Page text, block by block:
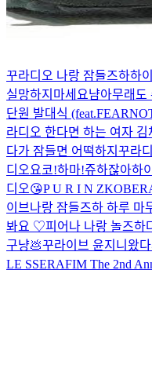
꾸라디오 나랑 잠들즈하하
실망하지마세요냠아무래
단원 발대식
라디오 한다면 하는 여자
다가 잠들면 어떡하지 꾸라
디오 요코!하마!쥬하잖아하이
디오😘P U R I N Z
이브나랑 잠들즈하 하루 마
봐요 ♡피어나 나랑 놀즈하
구냥💩꾸라이브 윤지니왔다
LE SSERAFIM The 2nd